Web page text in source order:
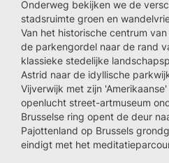
Onderweg bekijken we de
stadsruimte groen en
Van het historische centrum
de parkengordel naar de rand
klassieke stedelijke
Astrid naar de idyllische
Vijverwijk met zijn
openlucht street-artmuseum
Brusselse ring opent de deur
Pajottenland op Brussels
eindigt met het